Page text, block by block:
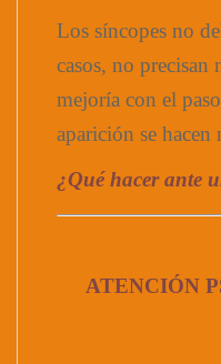
Los síncopes no
casos, no
mejoría con el
aparición se hacen
¿Qué hacer ante
ATENCIÓN